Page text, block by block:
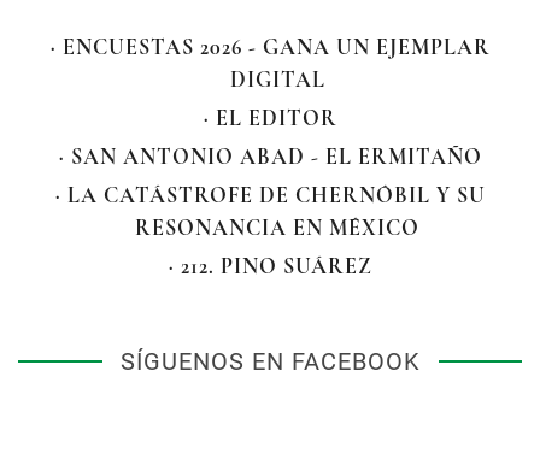
· ENCUESTAS 2026 - GANA UN EJEMPLAR
DIGITAL
· EL EDITOR
· SAN ANTONIO ABAD - EL ERMITAÑO
· LA CATÁSTROFE DE CHERNÓBIL Y SU
RESONANCIA EN MÉXICO
· 212. PINO SUÁREZ
SÍGUENOS EN FACEBOOK